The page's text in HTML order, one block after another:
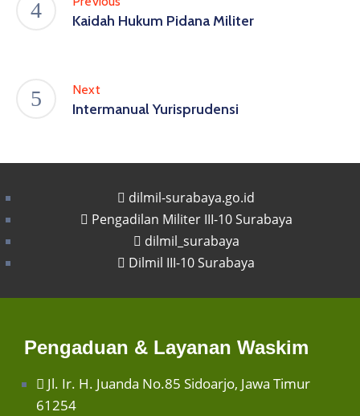
Kaidah Hukum Pidana Militer
Next
Intermanual Yurisprudensi
dilmil-surabaya.go.id
Pengadilan Militer III-10 Surabaya
dilmil_surabaya
Dilmil III-10 Surabaya
Pengaduan & Layanan Waskim
Jl. Ir. H. Juanda No.85 Sidoarjo, Jawa Timur
61254